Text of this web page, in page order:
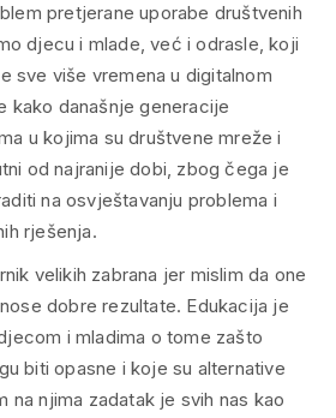
pretjerane uporabe društvenih
djecu i mlade, već i odrasle, koji
sve više vremena u digitalnom
kako današnje generacije
u kojima su društvene mreže i
od najranije dobi, zbog čega je
na osvještavanju problema i
rješenja.
velikih zabrana jer mislim da one
dobre rezultate. Edukacija je
i mladima o tome zašto
biti opasne i koje su alternative
na njima zadatak je svih nas kao